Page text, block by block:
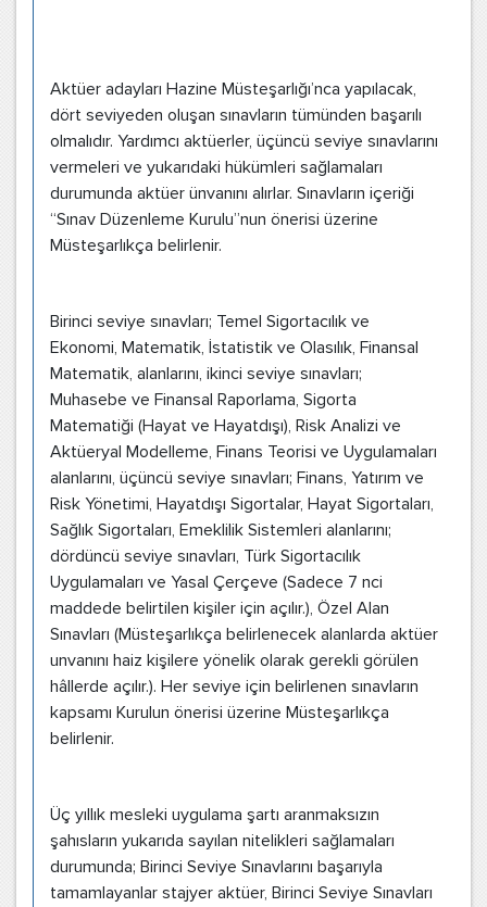
Aktüer adayları Hazine Müsteşarlığı’nca yapılacak,
dört seviyeden oluşan sınavların tümünden başarılı
olmalıdır. Yardımcı aktüerler, üçüncü seviye sınavlarını
vermeleri ve yukarıdaki hükümleri sağlamaları
durumunda aktüer ünvanını alırlar. Sınavların içeriği
“Sınav Düzenleme Kurulu”nun önerisi üzerine
Müsteşarlıkça belirlenir.
Birinci seviye sınavları; Temel Sigortacılık ve
Ekonomi, Matematik, İstatistik ve Olasılık, Finansal
Matematik, alanlarını, ikinci seviye sınavları;
Muhasebe ve Finansal Raporlama, Sigorta
Matematiği (Hayat ve Hayatdışı), Risk Analizi ve
Aktüeryal Modelleme, Finans Teorisi ve Uygulamaları
alanlarını, üçüncü seviye sınavları; Finans, Yatırım ve
Risk Yönetimi, Hayatdışı Sigortalar, Hayat Sigortaları,
Sağlık Sigortaları, Emeklilik Sistemleri alanlarını;
dördüncü seviye sınavları, Türk Sigortacılık
Uygulamaları ve Yasal Çerçeve (Sadece 7 nci
maddede belirtilen kişiler için açılır.), Özel Alan
Sınavları (Müsteşarlıkça belirlenecek alanlarda aktüer
unvanını haiz kişilere yönelik olarak gerekli görülen
hâllerde açılır.). Her seviye için belirlenen sınavların
kapsamı Kurulun önerisi üzerine Müsteşarlıkça
belirlenir.
Üç yıllık mesleki uygulama şartı aranmaksızın
şahısların yukarıda sayılan nitelikleri sağlamaları
durumunda; Birinci Seviye Sınavlarını başarıyla
tamamlayanlar stajyer aktüer, Birinci Seviye Sınavları